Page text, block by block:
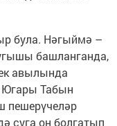
була. Нәгыймә –
башланганда,
авылында
Табын
пешерүчеләр
суга он болгатып